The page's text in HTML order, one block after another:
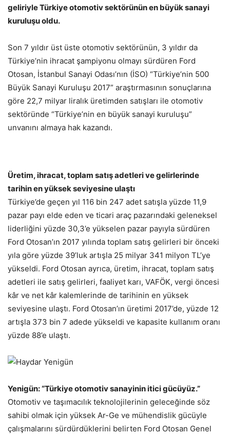
geliriyle Türkiye otomotiv sektörünün en büyük sanayi
kuruluşu oldu.
Son 7 yıldır üst üste otomotiv sektörünün, 3 yıldır da
Türkiye’nin ihracat şampiyonu olmayı sürdüren Ford
Otosan, İstanbul Sanayi Odası’nın (İSO) “Türkiye’nin 500
Büyük Sanayi Kuruluşu 2017” araştırmasının sonuçlarına
göre 22,7 milyar liralık üretimden satışları ile otomotiv
sektöründe “Türkiye’nin en büyük sanayi kuruluşu”
unvanını almaya hak kazandı.
Üretim, ihracat, toplam satış adetleri ve gelirlerinde
tarihin en yüksek seviyesine ulaştı
Türkiye’de geçen yıl 116 bin 247 adet satışla yüzde 11,9
pazar payı elde eden ve ticari araç pazarındaki geleneksel
liderliğini yüzde 30,3’e yükselen pazar payıyla sürdüren
Ford Otosan’ın 2017 yılında toplam satış gelirleri bir önceki
yıla göre yüzde 39’luk artışla 25 milyar 341 milyon TL’ye
yükseldi. Ford Otosan ayrıca, üretim, ihracat, toplam satış
adetleri ile satış gelirleri, faaliyet karı, VAFÖK, vergi öncesi
kâr ve net kâr kalemlerinde de tarihinin en yüksek
seviyesine ulaştı. Ford Otosan’ın üretimi 2017’de, yüzde 12
artışla 373 bin 7 adede yükseldi ve kapasite kullanım oranı
yüzde 88’e ulaştı.
Yenigün: “Türkiye otomotiv sanayinin itici gücüyüz.”
Otomotiv ve taşımacılık teknolojilerinin geleceğinde söz
sahibi olmak için yüksek Ar-Ge ve mühendislik gücüyle
çalışmalarını sürdürdüklerini belirten Ford Otosan Genel